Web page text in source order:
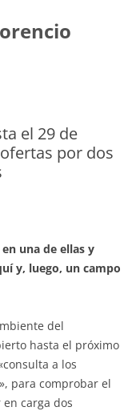
el 29 de
por dos
una de ellas y
y, luego, un campo
del
hasta el próximo
a los
para comprobar el
carga dos